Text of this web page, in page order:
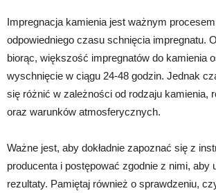
Impregnacja kamienia jest ważnym
odpowiedniego czasu schnięcia impregnatu.
biorąc, większość impregnatów do kamienia
wyschnięcie w ciągu 24-48 godzin. Jednak
się różnić w zależności od rodzaju kamienia,
oraz warunków atmosferycznych.
Ważne jest, aby dokładnie zapoznać się z
producenta i postępować zgodnie z nimi, aby
rezultaty. Pamiętaj również o sprawdzeniu,